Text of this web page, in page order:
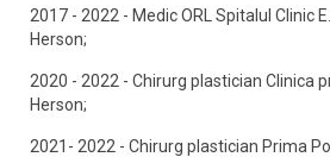
2017 - 2022 - Medic ORL Spitalul Clinic
Herson;
2020 - 2022 - Chirurg plastician Clinica
Herson;
2021- 2022 - Chirurg plastician Prima